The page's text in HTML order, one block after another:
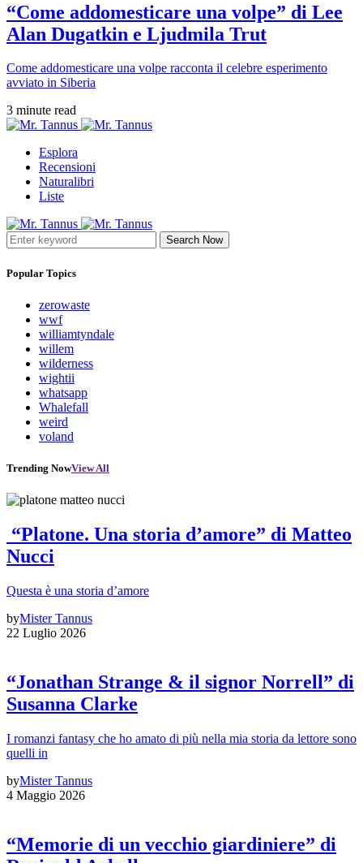
“Come addomesticare una volpe” di Lee
Alan Dugatkin e Ljudmila Trut
Come addomesticare una volpe racconta il celebre esperimento
avviato in Siberia
3 minute read
Esplora
Recensioni
Naturalibri
Liste
Search Now
Popular Topics
zerowaste
wwf
williamtyndale
willem
wilderness
wightii
whatsapp
Whalefall
weird
voland
Trending NowView All
“Platone. Una storia d’amore” di Matteo
Nucci
Questa è una storia d’amore
byMister Tannus
22 Luglio 2026
“Jonathan Strange & il signor Norrell” di
Susanna Clarke
I romanzi fantasy che ho amato di più nella mia storia da lettore sono
quelli in
byMister Tannus
4 Maggio 2026
“Memorie di un vecchio giardiniere” di